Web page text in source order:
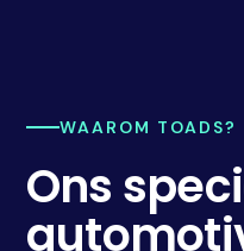
WAAROM TOADS?
Ons